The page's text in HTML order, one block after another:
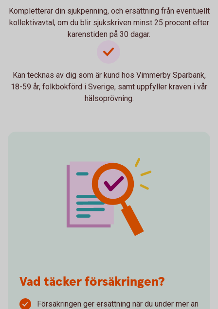
Kompletterar din sjukpenning, och ersättning från eventuellt
kollektivavtal, om du blir sjukskriven minst 25 procent efter
karenstiden på 30 dagar.
Kan tecknas av dig som är kund hos Vimmerby Sparbank,
18-59 år, folkbokförd i Sverige, samt uppfyller kraven i vår
hälsoprövning.
Vad täcker försäkringen?
Försäkringen ger ersättning när du under mer än